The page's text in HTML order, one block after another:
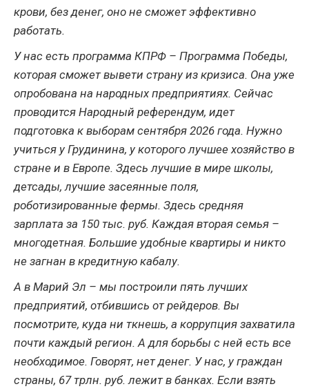
крови, без денег, оно не сможет эффективно
работать.
У нас есть программа КПРФ – Программа Победы,
которая сможет вывети страну из кризиса. Она уже
опробована на народных предприятиях. Сейчас
проводится Народный референдум, идет
подготовка к выборам сентября 2026 года. Нужно
учиться у Грудинина, у которого лучшее хозяйство в
стране и в Европе. Здесь лучшие в мире школы,
детсады, лучшие засеянные поля,
роботизированные фермы. Здесь средняя
зарплата за 150 тыс. руб. Каждая вторая семья –
многодетная. Большие удобные квартиры и никто
не загнан в кредитную кабалу.
А в Марий Эл – мы построили пять лучших
предприятий, отбившись от рейдеров. Вы
посмотрите, куда ни ткнешь, а коррупция захватила
почти каждый регион. А для борьбы с ней есть все
необходимое. Говорят, нет денег. У нас, у граждан
страны, 67 трлн. руб. лежит в банках. Если взять